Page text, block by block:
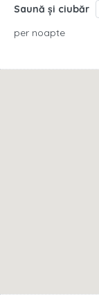
Saună și ciubăr
per noapte